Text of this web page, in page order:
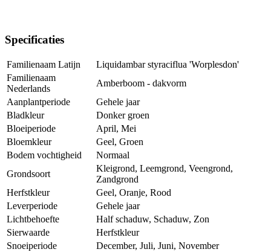
Specificaties
Familienaam Latijn
Liquidambar styraciflua 'Worplesdon'
Familienaam
Nederlands
Amberboom - dakvorm
Aanplantperiode
Gehele jaar
Bladkleur
Donker groen
Bloeiperiode
April, Mei
Bloemkleur
Geel, Groen
Bodem vochtigheid
Normaal
Grondsoort
Kleigrond, Leemgrond, Veengrond,
Zandgrond
Herfstkleur
Geel, Oranje, Rood
Leverperiode
Gehele jaar
Lichtbehoefte
Half schaduw, Schaduw, Zon
Sierwaarde
Herfstkleur
Snoeiperiode
December, Juli, Juni, November